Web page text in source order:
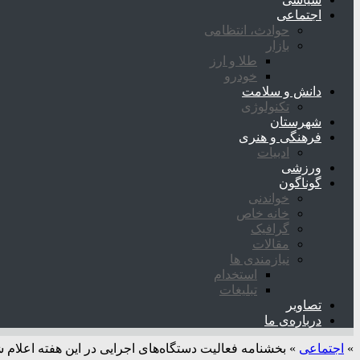
اجتماعی
حوادث، انتظامی
بازار
طلا و ارز
خودرو
دانش و سلامت
تکنولوژی
شهرستان
فرهنگی و هنری
ادبیات
ورزشی
گوناگون
خواندنی
خانه خاص
گرافیک
مقالات
نیازمندی ها
استخدام
تبلیغات
تصاویر
درباره‌ی ما
» اجتماعی » بخشنامه فعالیت دستگاه‌های اجرایی در این هفته اعلام